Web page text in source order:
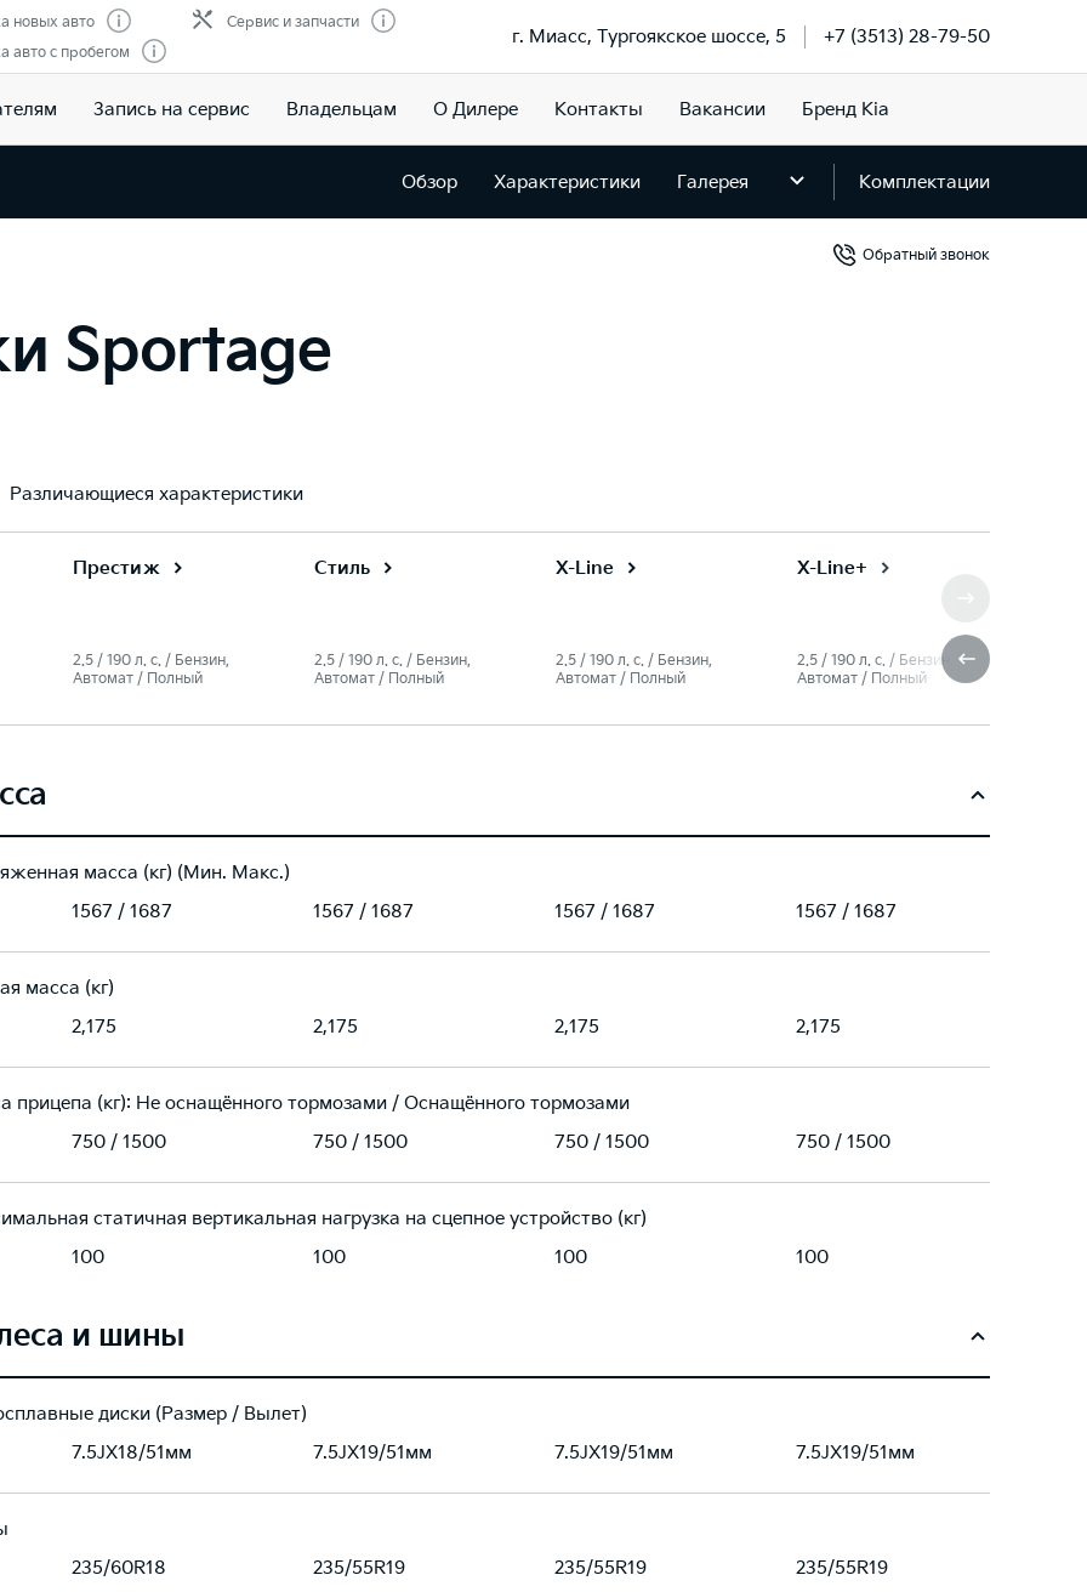
новых авто
авто с пробегом
Сервис и запчасти
г. Миасс, Тургоякское шоссе, 5 +7 (3513) 28-79-50
Запись на сервис Владельцам О Дилере Контакты Вакансии Бренд Kia
Обзор Характеристики Галерея Комплектации
Обратный звонок
Sportage
Различающиеся характеристики
Престиж
2.5 / 190 л. c. / Бензин,
Автомат / Полный
Стиль
2.5 / 190 л. c. / Бензин,
Автомат / Полный
X-Line
2.5 / 190 л. c. / Бензин,
Автомат / Полный
X-Line+
2.5 / 190 л. c. / Бензин,
Автомат / Полный
масса (кг) (Мин. Макс.)
1567 / 1687 1567 / 1687 1567 / 1687 1567 / 1687
масса (кг)
2,175 2,175 2,175 2,175
прицепа (кг): Не оснащённого тормозами / Оснащённого тормозами
750 / 1500 750 / 1500 750 / 1500 750 / 1500
статичная вертикальная нагрузка на сцепное устройство (кг)
100 100 100 100
и шины
диски (Размер / Вылет)
7.5JX18/51мм 7.5JX19/51мм 7.5JX19/51мм 7.5JX19/51мм
235/60R18 235/55R19 235/55R19 235/55R19